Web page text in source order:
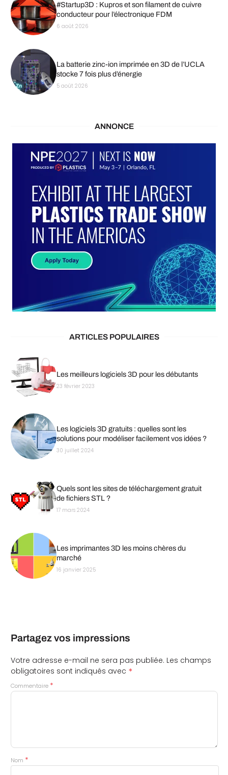
#Startup3D : Kupros et son filament de cuivre
conducteur pour l’électronique FDM
6 août 2026
La batterie zinc-ion imprimée en 3D de l’UCLA
stocke 7 fois plus d’énergie
5 août 2026
ANNONCE
ARTICLES POPULAIRES
Les meilleurs logiciels 3D pour les débutants
23 février 2023
Les logiciels 3D gratuits : quelles sont les
solutions pour modéliser facilement vos idées ?
30 juillet 2024
Quels sont les sites de téléchargement gratuit
de fichiers STL ?
17 mars 2024
Les imprimantes 3D les moins chères du
marché
16 janvier 2025
Partagez vos impressions
Votre adresse e-mail ne sera pas publiée. Les champs
obligatoires sont indiqués avec *
Commentaire *
Nom *